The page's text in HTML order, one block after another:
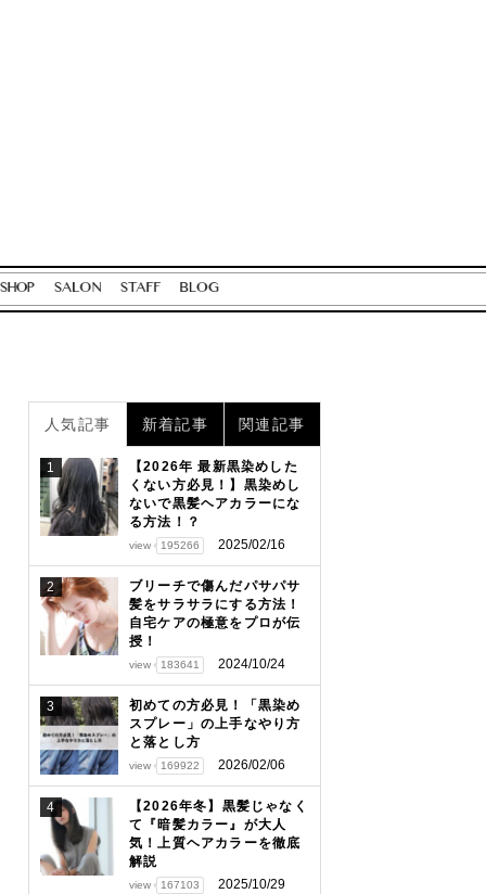
人気記事 新着記事 関連記事
1
【2026年 最新黒染めした
くない方必見！】黒染めし
ないで黒髪ヘアカラーにな
る方法！？
view 195266 2025/02/16
2
ブリーチで傷んだパサパサ
髪をサラサラにする方法！
自宅ケアの極意をプロが伝
授！
view 183641 2024/10/24
3
初めての方必見！「黒染め
スプレー」の上手なやり方
と落とし方
view 169922 2026/02/06
4
【2026年冬】黒髪じゃなく
て『暗髪カラー』が大人
気！上質ヘアカラーを徹底
解説
view 167103 2025/10/29